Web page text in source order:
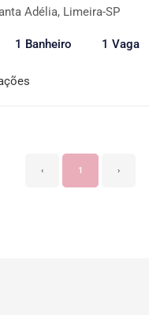
Adélia, Limeira-SP
1 Banheiro 1 Vaga
‹ 1 ›